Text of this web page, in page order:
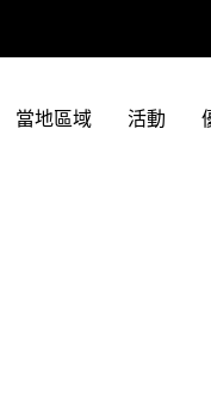
當地區域 活動